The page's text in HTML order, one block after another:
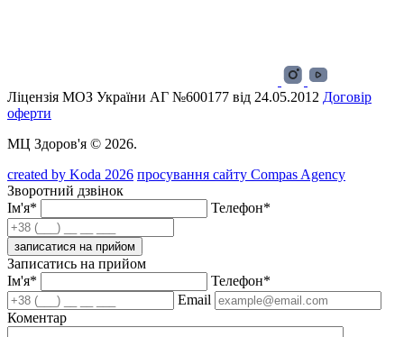
Ліцензія МОЗ України АГ №600177 від 24.05.2012 Договір
оферти
МЦ Здоров'я © 2026.
created by Koda 2026 просування сайту Compas Agency
Зворотний дзвінок
Ім'я*
Телефон*
записатися на прийом
Записатись на прийом
Ім'я*
Телефон*
Email
Коментар